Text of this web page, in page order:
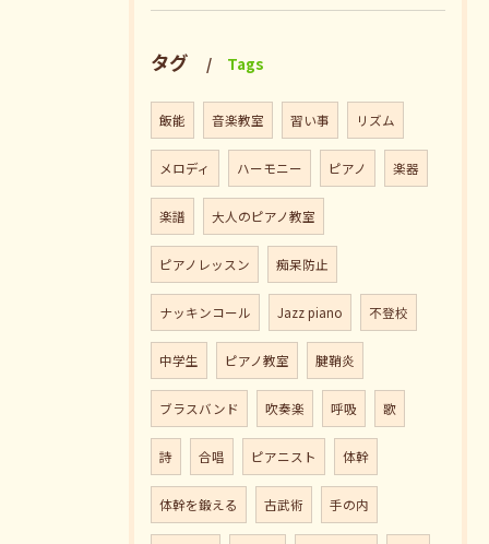
タグ Tags
飯能 音楽教室 習い事 リズム
メロディ ハーモニー ピアノ 楽器
楽譜 大人のピアノ教室
ピアノレッスン 痴呆防止
ナッキンコール Jazz piano 不登校
中学生 ピアノ教室 腱鞘炎
ブラスバンド 吹奏楽 呼吸 歌
詩 合唱 ピアニスト 体幹
体幹を鍛える 古武術 手の内